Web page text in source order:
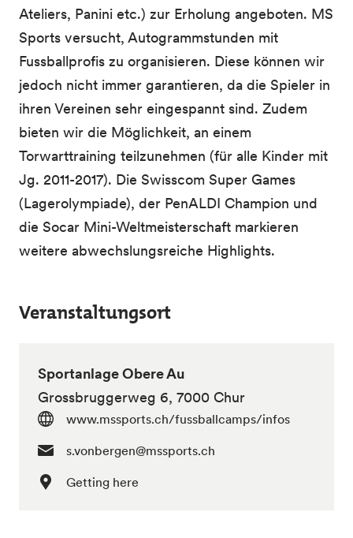
Ateliers, Panini etc.) zur Erholung angeboten. MS
Sports versucht, Autogrammstunden mit
Fussballprofis zu organisieren. Diese können wir
jedoch nicht immer garantieren, da die Spieler in
ihren Vereinen sehr eingespannt sind. Zudem
bieten wir die Möglichkeit, an einem
Torwarttraining teilzunehmen (für alle Kinder mit
Jg. 2011-2017). Die Swisscom Super Games
(Lagerolympiade), der PenALDI Champion und
die Socar Mini-Weltmeisterschaft markieren
weitere abwechslungsreiche Highlights.
Veranstaltungsort
Sportanlage Obere Au
Grossbruggerweg 6, 7000 Chur
www.mssports.ch/fussballcamps/infos
s.vonbergen@mssports.ch
Getting here